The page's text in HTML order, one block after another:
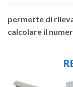
permette di
calcolare il